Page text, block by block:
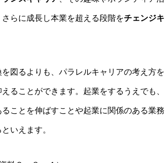
さらに成長し本業を超える段階をチェンジキ
図るよりも、パラレルキャリアの考え方を
ることができます。起業をするうえでも、
ことを伸ばすことや起業に関係のある業務
いえます。